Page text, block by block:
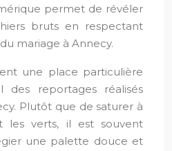
permet de révéler
bruts en respectant
mariage à Annecy.
une place particulière
reportages réalisés
Plutôt que de saturer à
les verts, il est souvent
une palette douce et